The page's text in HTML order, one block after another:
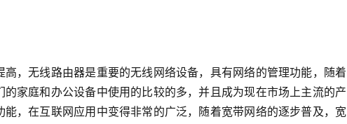
，无线路由器是重要的无线网络设备，具有网络的管理功能，随着
家庭和办公设备中使用的比较的多，并且成为现在市场上主流的产
，在互联网应用中变得非常的广泛，随着宽带网络的逐步普及，宽